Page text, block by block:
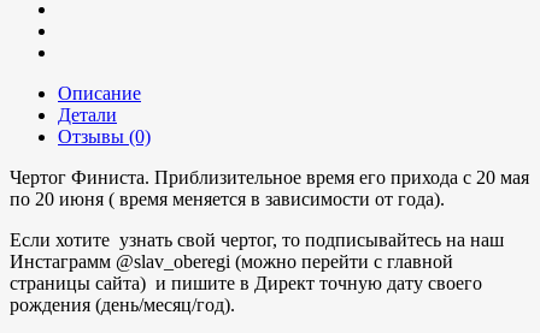
Описание
Детали
Отзывы (0)
Чертог Финиста. Приблизительное время его прихода с 20 мая
по 20 июня ( время меняется в зависимости от года).
Если хотите узнать свой чертог, то подписывайтесь на наш
Инстаграмм @slav_oberegi (можно перейти с главной
страницы сайта) и пишите в Директ точную дату своего
рождения (день/месяц/год).